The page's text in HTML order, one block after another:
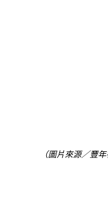
（圖片來源／豐